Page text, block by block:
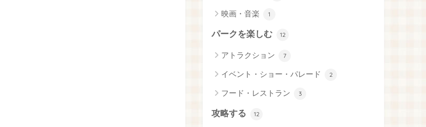
映画・音楽 1
パークを楽しむ 12
アトラクション 7
イベント・ショー・パレード 2
フード・レストラン 3
攻略する 12